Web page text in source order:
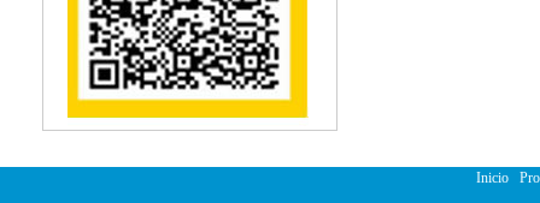
Reumatología
Salud Pública
Sección Medicina
Semiología
Terapia Ocupacional
Veterinaria
Inicio